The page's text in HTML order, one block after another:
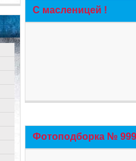
С масленицей !
Фотоподборка №